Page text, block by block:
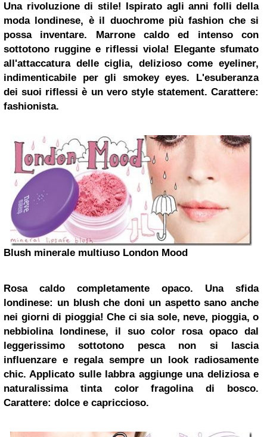
Una rivoluzione di stile!
Ispirato agli anni folli della
moda londinese, è il duochrome più fashion che si
possa inventare.
Marrone caldo ed intenso con
sottotono ruggine e riflessi viola! Elegante sfumato
all'attaccatura delle ciglia, delizioso come eyeliner,
indimenticabile per gli smokey eyes. L'esuberanza
dei suoi riflessi è un vero style statement. Carattere:
fashionista.
Blush minerale multiuso London Mood
Rosa caldo completamente opaco. Una sfida
londinese: un blush che doni un aspetto sano anche
nei giorni di pioggia! Che ci sia sole, neve, pioggia, o
nebbiolina londinese, il suo color rosa opaco dal
leggerissimo sottotono pesca non si lascia
influenzare e regala sempre un look radiosamente
chic.Applicato sulle labbra aggiunge una deliziosa e
naturalissima tinta color fragolina di bosco.
Carattere: dolce e capriccioso.